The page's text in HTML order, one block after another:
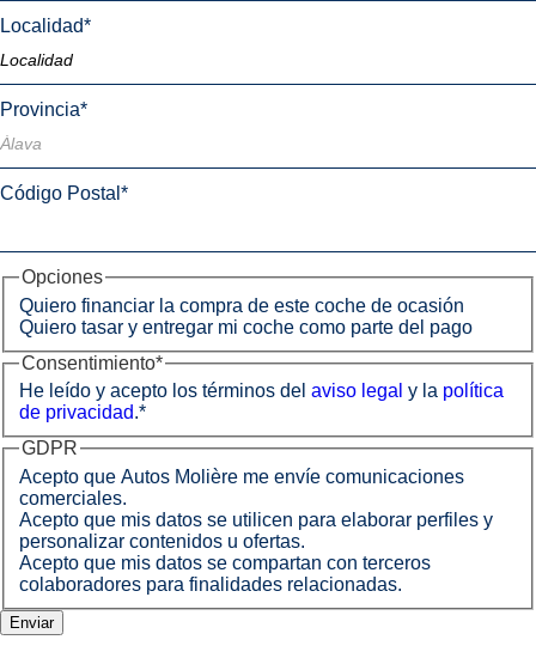
Localidad*
Provincia*
Código Postal *
Opciones
Quiero financiar la compra de este coche de ocasión
Quiero tasar y entregar mi coche como parte del pago
Consentimiento*
He leído y acepto los términos del aviso legal y la política
de privacidad.*
GDPR
Acepto que Autos Molière me envíe comunicaciones
comerciales.
Acepto que mis datos se utilicen para elaborar perfiles y
personalizar contenidos u ofertas.
Acepto que mis datos se compartan con terceros
colaboradores para finalidades relacionadas.